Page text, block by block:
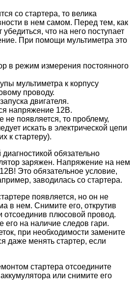
со стартера, то велика
в нем самом. Перед тем, как
убедиться, что на него поступает
При помощи мультиметра это
в режим измерения постоянного
мультиметра к корпусу
проводу.
двигателя.
напряжение 12В.
не появляется, то проблему,
искать в электрической цепи
к стартеру).
обязательно
заряжен. Напряжение на нем
Это обязательное условие,
заводилась со стартера.
появляется, но он не
в нем. Снимите его, открутив
отсоединив плюсовой провод.
его на наличие следов гари.
при необходимости замените
даже менять стартер, если
стартера отсоедините
или снимите его